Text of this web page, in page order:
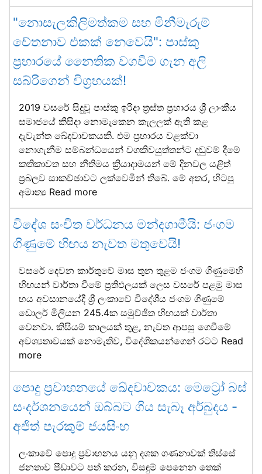
"නොසැලකිලිමත්කම සහ මිනීමැරුම්
චේතනාව එකක් නෙවෙයි": පාස්කු
ප්‍රහාරයේ නෛතික වගවීම ගැන අලි
සබ්රිගෙන් විග්‍රහයක්!
2019 වසරේ සිදුවූ පාස්කු ඉරිදා ත්‍රස්ත ප්‍රහාරය ශ්‍රී ලාංකීය
සමාජයේ කිසිදා නොමැකෙන කැලලක් ඇති කළ
දැවැන්ත ඛේදවාචකයකි. එම ප්‍රහාරය වළක්වා
නොගැනීම සම්බන්ධයෙන් වගකිවයුත්තන්ට දඬුවම් දීමේ
කතිකාවත සහ නීතිමය ක්‍රියාදාමයන් මේ දිනවල යළිත්
ප්‍රබලව සාකච්ඡාවට ලක්වෙමින් තිබේ. මේ අතර, හිටපු
අමාත්‍ය Read more
විදේශ සංචිත වර්ධනය මන්දගාමීයි: ජංගම
ගිණුමේ හිඟය නැවත මතුවෙයි!
වසරේ දෙවන කාර්තුවේ මාස තුන තුළම ජංගම ගිණුමෙහි
හිඟයන් වාර්තා වීමේ ප්‍රතිඵලයක් ලෙස වසරේ පළමු මාස
හය අවසානයේදී ශ්‍රී ලංකාවේ විදේශීය ජංගම ගිණුමේ
ඩොලර් මිලියන 245.4ක සමුච්ඡිත හිඟයක් වාර්තා
වෙනවා. කිසියම් කාලයක් තුළ, නැවත ආපසු ගෙවීමේ
අවශ්‍යතාවයක් නොමැතිව, විදේශිකයන්ගෙන් රටට Read
more
පොදු ප්‍රවාහනයේ ඛේදවාචකය: මෙට්‍රෝ බස්
සංදර්ශනයෙන් ඔබ්බට ගිය සැබෑ අර්බුදය -
අජිත් පැරකුම් ජයසිංහ
ලංකාවේ පොදු ප්‍රවාහනය යනු දශක ගණනාවක් තිස්සේ
ජනතාව පීඩාවට පත් කරන, විසඳුම් පෙනෙන තෙක්